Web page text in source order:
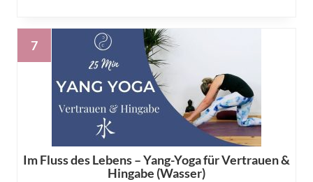
Im Fluss des Lebens – Yang-Yoga für Vertrauen &
Hingabe (Wasser)